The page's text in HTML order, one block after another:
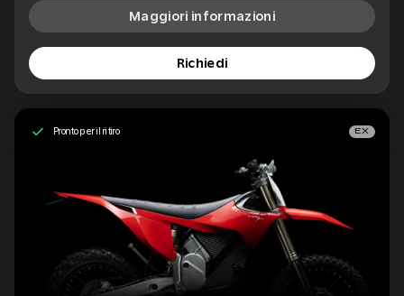
Maggiori informazioni
Richiedi
Pronto per il ritiro EX